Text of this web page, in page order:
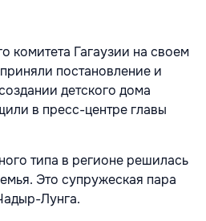
комитета Гагаузии на своем
постановление и
детского дома
в пресс-центре главы
типа в регионе решилась
Это супружеская пара
Лунга.